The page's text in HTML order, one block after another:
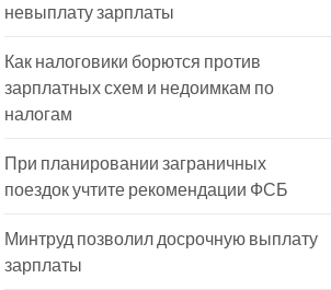
невыплату зарплаты
Как налоговики борются против
зарплатных схем и недоимкам по
налогам
При планировании заграничных
поездок учтите рекомендации ФСБ
Минтруд позволил досрочную выплату
зарплаты